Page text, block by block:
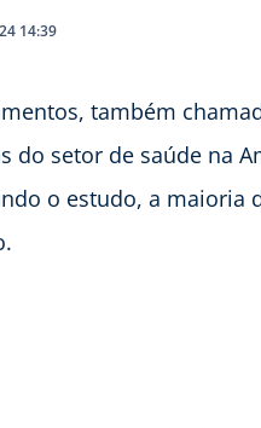
14:39
também
do setor de saúde na
o estudo, a maioria